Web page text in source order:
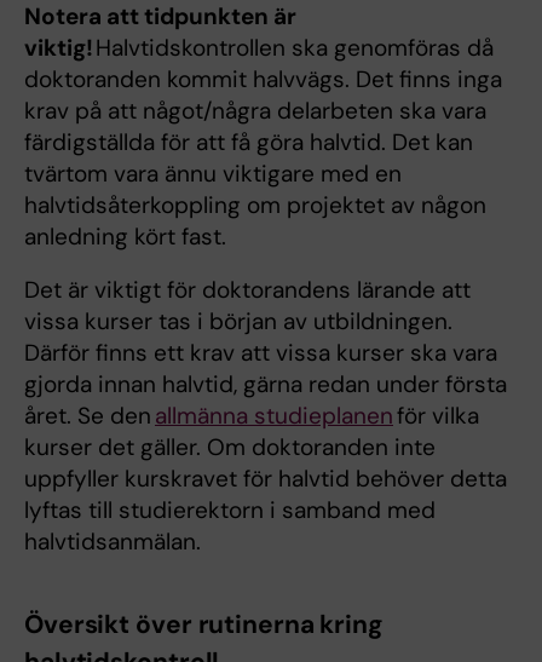
Notera att tidpunkten är
viktig!Halvtidskontrollen ska genomföras då
doktoranden kommit halvvägs. Det finns inga
krav på att något/några delarbeten ska vara
färdigställda för att få göra halvtid. Det kan
tvärtom vara ännu viktigare med en
halvtidsåterkoppling om projektet av någon
anledning kört fast.
Det är viktigt för doktorandens lärande att
vissa kurser tas i början av utbildningen.
Därför finns ett krav att vissa kurser ska vara
gjorda innan halvtid, gärna redan under första
året. Se den allmänna studieplanenför vilka
kurser det gäller. Om doktoranden inte
uppfyller kurskravet för halvtid behöver detta
lyftas till studierektorn i samband med
halvtidsanmälan.
Översikt över rutinerna kring